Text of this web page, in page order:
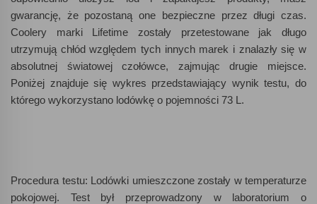
gwarancję, że pozostaną one bezpieczne przez długi czas.
Coolery marki Lifetime zostały przetestowane jak długo
utrzymują chłód względem tych innych marek i znalazły się w
absolutnej światowej czołówce, zajmując drugie miejsce.
Poniżej znajduje się wykres przedstawiający wynik testu, do
którego wykorzystano lodówkę o pojemności 73 L.
Procedura testu: Lodówki umieszczone zostały w temperaturze
pokojowej. Test był przeprowadzony w laboratorium o